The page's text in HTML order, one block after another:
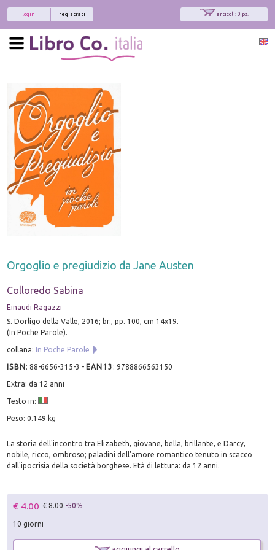
articoli: 0 pz.
registrati
login
Orgoglio e pregiudizio da Jane Austen
Colloredo Sabina
Einaudi Ragazzi
S. Dorligo della Valle, 2016; br., pp. 100, cm 14x19.
(In Poche Parole).
collana: In Poche Parole
ISBN:88-6656-315-3 - EAN13 :9788866563150
Extra: da 12 anni
Testo in:
Peso: 0.149 kg
La storia dell'incontro tra Elizabeth, giovane, bella, brillante, e Darcy,
nobile, ricco, ombroso; paladini dell'amore romantico tenuto in scacco
dall'ipocrisia della società borghese. Età di lettura: da 12 anni.
€ 4.00 € 8.00 -50%
10 giorni